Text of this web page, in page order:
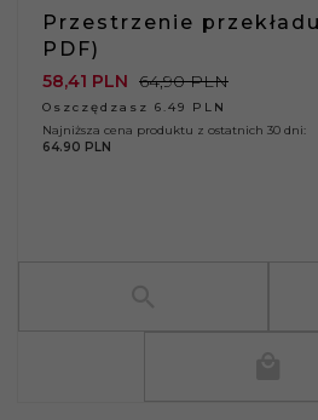
Przestrzenie
PDF)
58,41 PLN 64,90 PLN
Oszczędzasz 6.49 PLN
Najniższa cena produktu z ostatnich 30 dni:
64.90 PLN